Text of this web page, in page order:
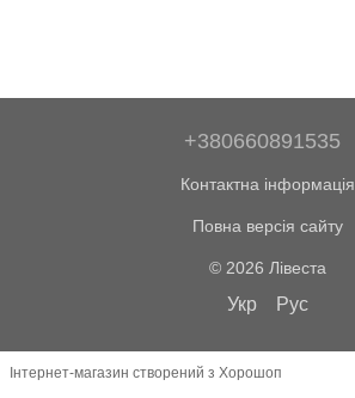
+380660891535
Контактна інформація
Повна версія сайту
© 2026 Лівеста
Укр Рус
Інтернет-магазин створений з Хорошоп